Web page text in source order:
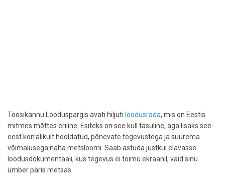
Toosikannu Looduspargis avati hiljuti loodusrada, mis on Eestis
mitmes mõttes eriline. Esiteks on see küll tasuline, aga lisaks see-
eest korralikult hooldatud, põnevate tegevustega ja suurema
võimalusega näha metsloomi. Saab astuda justkui elavasse
loodusdokumentaali, kus tegevus ei toimu ekraanil, vaid sinu
ümber päris metsas.